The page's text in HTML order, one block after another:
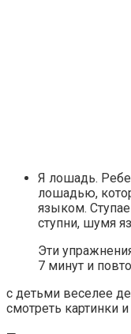
Я лошадь.
лошадью,
языком.
ступни, шумя
Эти
7 минут и
с детьми веселее
смотреть картинки и